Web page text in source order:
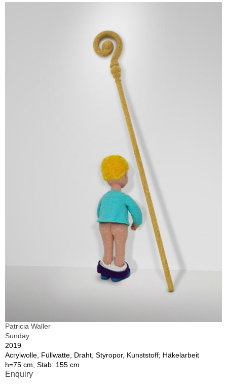
Patricia Waller
Sunday
2019
Acrylwolle, Füllwatte, Draht, Styropor, Kunststoff; Häkelarbeit
h=75 cm, Stab: 155 cm
Enquiry